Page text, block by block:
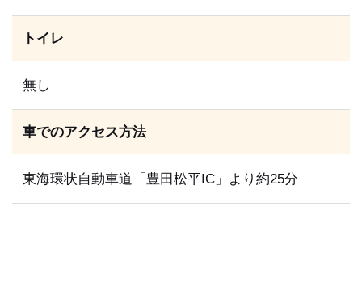
トイレ
無し
車でのアクセス方法
東海環状自動車道「豊田松平IC」より約25分